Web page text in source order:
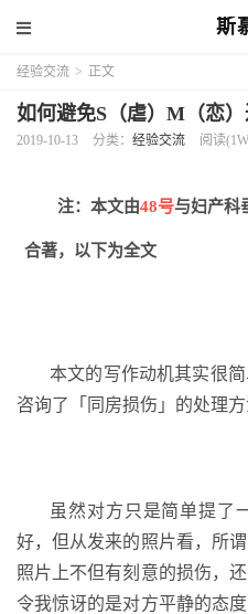
斯
经验交流 > 正文
如何避免S（虐）M（恋）
2019-10-13 分类： 经验交流 阅读
注：本文由48号与妇产科
合著，以下为全文
本文的写作动机其实很
咨询了「同房损伤」的处理方
虽然对方只是简单提了
好，但从发来的照片看，所
照片上不但有刻意的损伤，
令我惊讶的是对方平静的态